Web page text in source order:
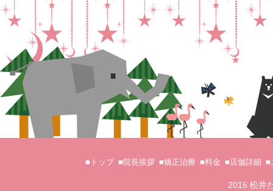
■トップ ■院長挨拶 ■矯正治療 ■料金 ■店舗詳細 ■
2016 松井